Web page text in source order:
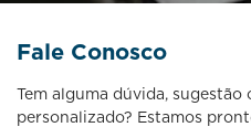
Fale Conosco
Tem alguma dúvida,
personalizado? Estamos